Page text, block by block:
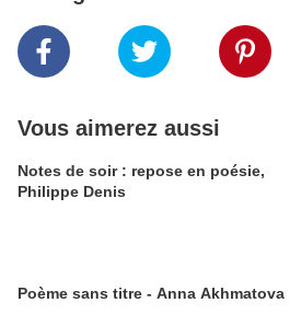
Vous aimerez aussi
Notes de soir : repose en poésie,
Philippe Denis
Poème sans titre - Anna Akhmatova